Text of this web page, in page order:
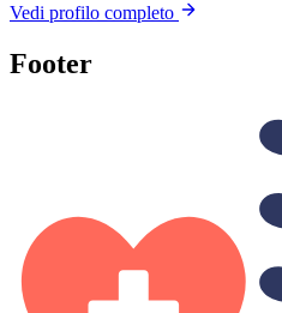
Vedi profilo completo
Footer